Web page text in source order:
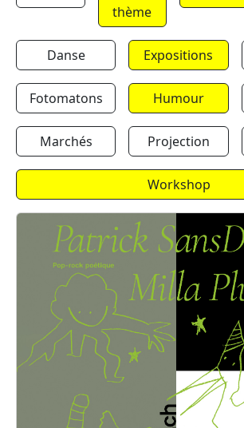
thème
Danse Expositions
Fotomatons Humour
Marchés Projection
Workshop